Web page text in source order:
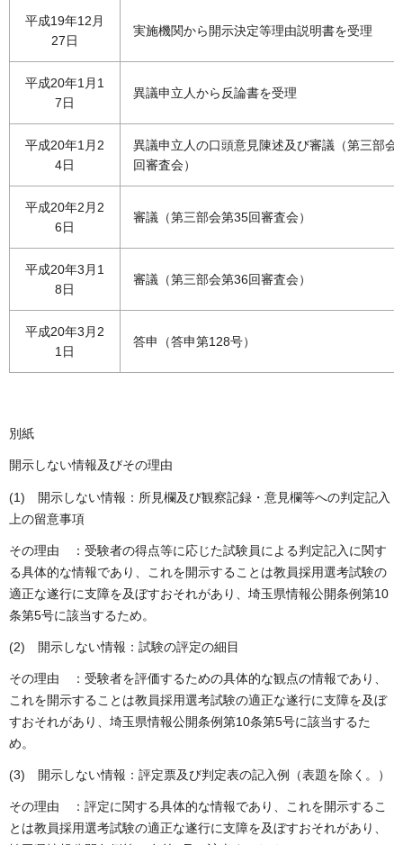
平成19年12月
27日
実施機関から開示決定等理由説明書を受理
平成20年1月1
7日
異議申立人から反論書を受理
平成20年1月2
4日
異議申立人の口頭意見陳述及び審議（第三部会
回審査会）
平成20年2月2
6日
審議（第三部会第35回審査会）
平成20年3月1
8日
審議（第三部会第36回審査会）
平成20年3月2
1日
答申（答申第128号）
別紙
開示しない情報及びその理由
(1) 開示しない情報：所見欄及び観察記録・意見欄等への判定記入
上の留意事項
その理由 ：受験者の得点等に応じた試験員による判定記入に関す
る具体的な情報であり、これを開示することは教員採用選考試験の
適正な遂行に支障を及ぼすおそれがあり、埼玉県情報公開条例第10
条第5号に該当するため。
(2) 開示しない情報：試験の評定の細目
その理由 ：受験者を評価するための具体的な観点の情報であり、
これを開示することは教員採用選考試験の適正な遂行に支障を及ぼ
すおそれがあり、埼玉県情報公開条例第10条第5号に該当するた
め。
(3) 開示しない情報：評定票及び判定表の記入例（表題を除く。）
その理由 ：評定に関する具体的な情報であり、これを開示するこ
とは教員採用選考試験の適正な遂行に支障を及ぼすおそれがあり、